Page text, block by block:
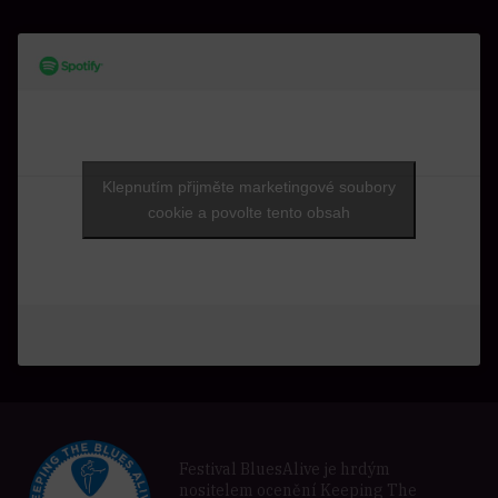
Klepnutím přijměte marketingové soubory
cookie a povolte tento obsah
Festival BluesAlive je hrdým
nositelem ocenění Keeping The